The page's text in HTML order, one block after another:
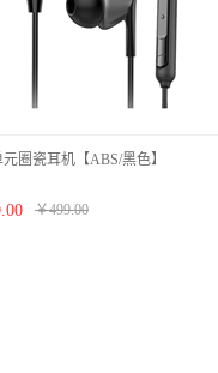
圈瓷耳机【ABS/黑色】
￥499.00